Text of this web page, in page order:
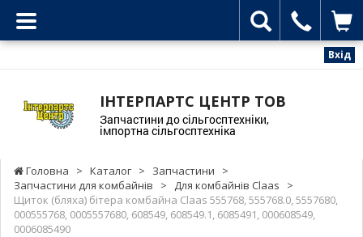
Вхід
ІНТЕРПАРТС ЦЕНТР ТОВ
Запчастини до сільгосптехніки,
імпортна сільгосптехніка
Головна > Каталог > Запчастини
>
Запчастини для комбайнів
> Для комбайнів Claas
>
Щиток (бляха) бітера комбайна Claas 555768, 555768.0, 5557680,
000555768, 0005557680, 608549, 608549.1, 6085491, 000608549,
0006085490